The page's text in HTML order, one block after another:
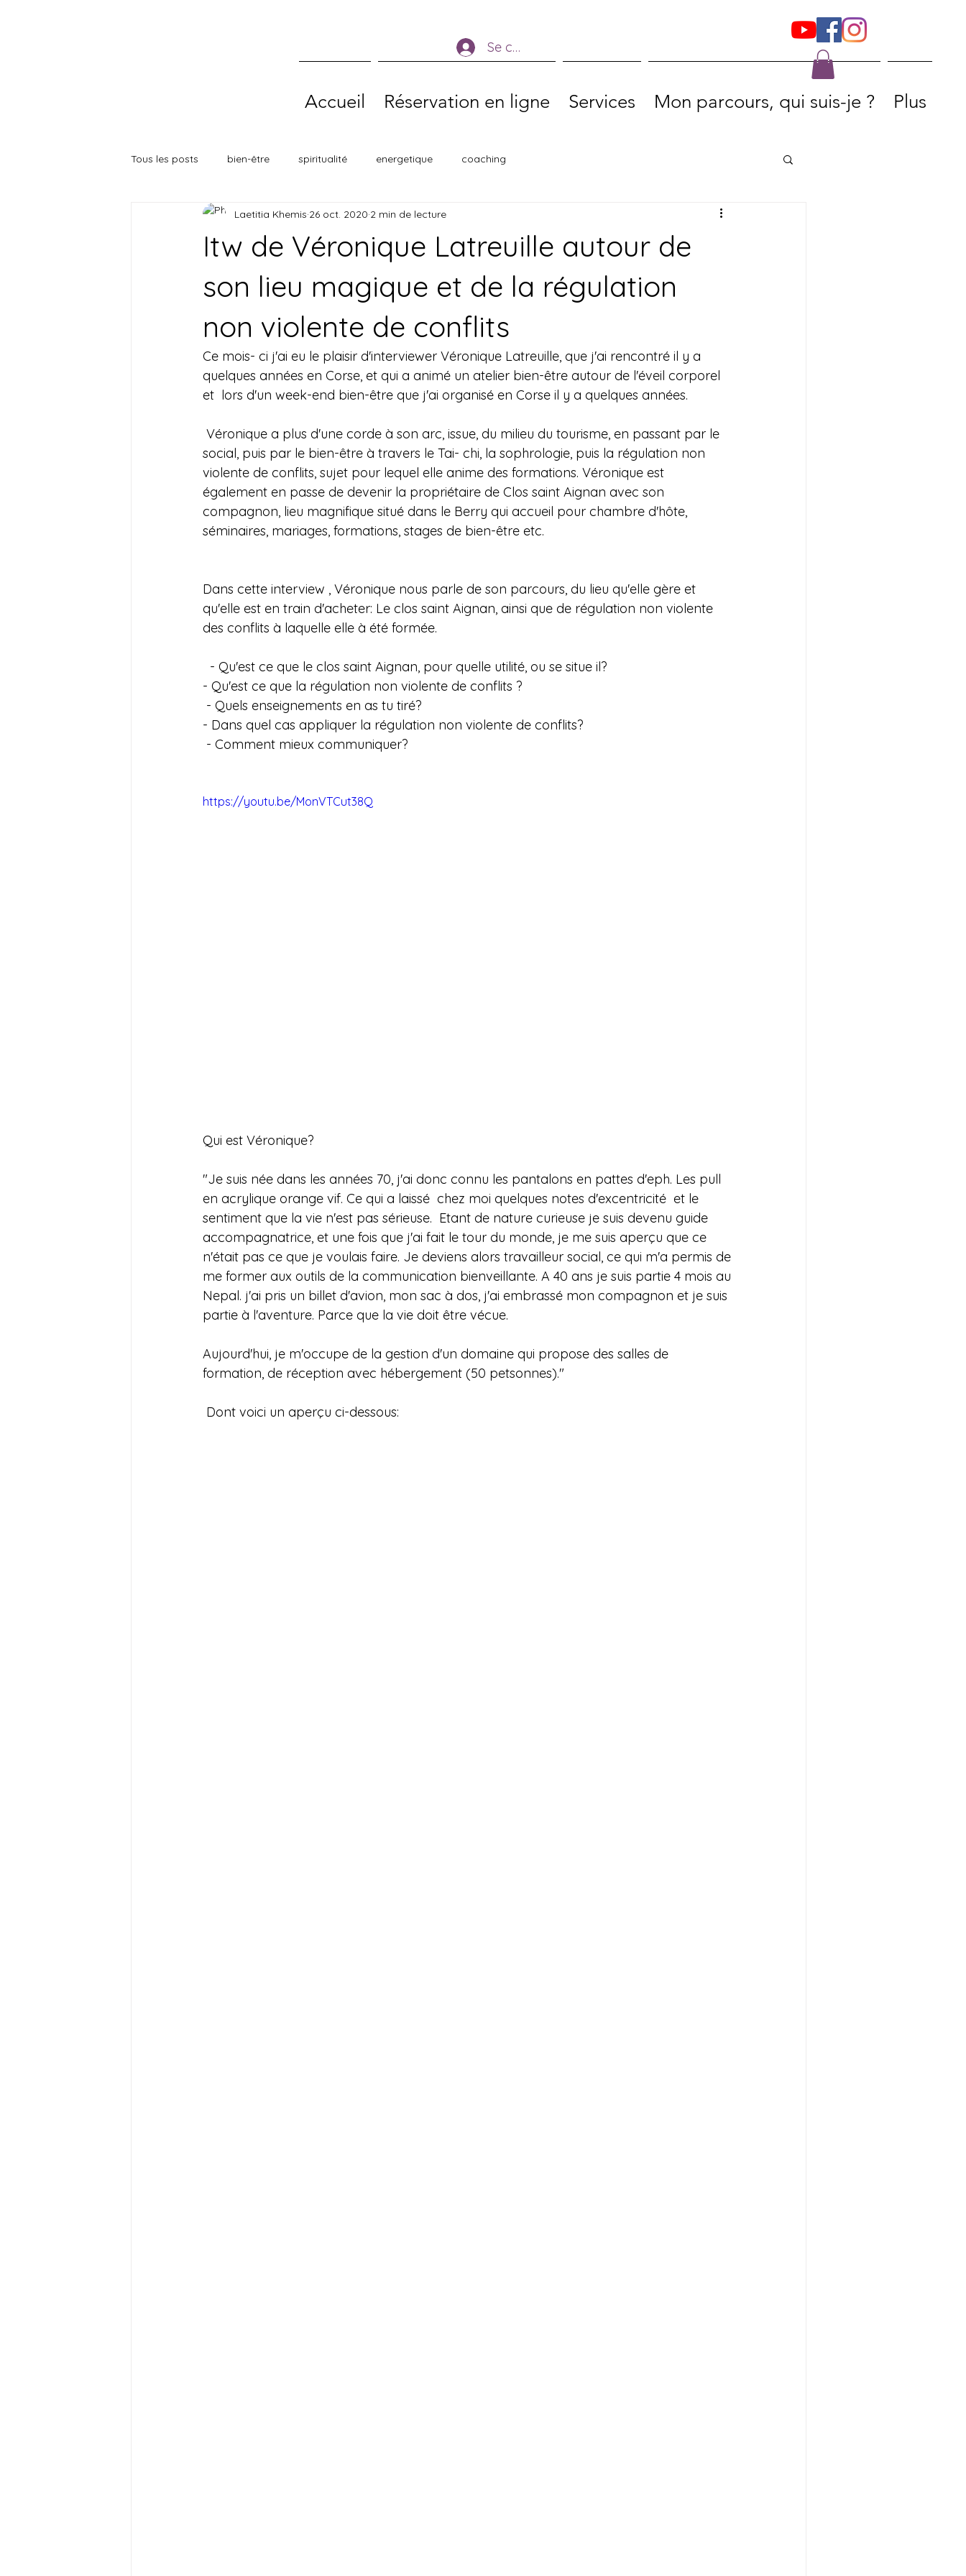
Accueil Réservation en ligne Services Mon parcours, qui suis-je ? Plus
Se connecter
Tous les posts bien-être spiritualité energetique coaching
Itw de Véronique Latreuille autour de
son lieu magique et de la régulation
non violente de conflits
Laetitia Khemis 26 oct. 2020 2 min de lecture
Ce mois- ci j'ai eu le plaisir d'interviewer Véronique Latreuille, que j'ai rencontré il y a
quelques années en Corse, et qui a animé un atelier bien-être autour de l'éveil corporel
et  lors d'un week-end bien-être que j'ai organisé en Corse il y a quelques années.
social, puis par le bien-être à travers le Tai- chi, la sophrologie, puis la régulation non
violente de conflits, sujet pour lequel elle anime des formations. Véronique est
également en passe de devenir la propriétaire de Clos saint Aignan avec son
compagnon, lieu magnifique situé dans le Berry qui accueil pour chambre d'hôte,
séminaires, mariages, formations, stages de bien-être etc.
Dans cette interview , Véronique nous parle de son parcours, du lieu qu'elle gère et
qu'elle est en train d'acheter: Le clos saint Aignan, ainsi que de régulation non violente
des conflits à laquelle elle à été formée.
  - Qu'est ce que le clos saint Aignan, pour quelle utilité, ou se situe il?
- Qu'est ce que la régulation non violente de conflits ?
- Quels enseignements en as tu tiré?
- Dans quel cas appliquer la régulation non violente de conflits?
- Comment mieux communiquer?
https://youtu.be/MonVTCut38Q
Qui est Véronique?
"Je suis née dans les années 70, j'ai donc connu les pantalons en pattes d'eph. Les pull
en acrylique orange vif. Ce qui a laissé  chez moi quelques notes d'excentricité  et le
sentiment que la vie n'est pas sérieuse.  Etant de nature curieuse je suis devenu guide
accompagnatrice, et une fois que j'ai fait le tour du monde, je me suis aperçu que ce
n'était pas ce que je voulais faire. Je deviens alors travailleur social, ce qui m'a permis de
me former aux outils de la communication bienveillante. A 40 ans je suis partie 4 mois au
Nepal. j'ai pris un billet d'avion, mon sac à dos, j'ai embrassé mon compagnon et je suis
partie à l'aventure. Parce que la vie doit être vécue.
Aujourd'hui, je m'occupe de la gestion d'un domaine qui propose des salles de
formation, de réception avec hébergement (50 petsonnes)."
Dont voici un aperçu ci-dessous: